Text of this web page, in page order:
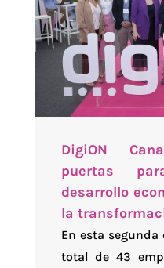
DigiON
puertas
desarrollo
la
En esta
total de 43